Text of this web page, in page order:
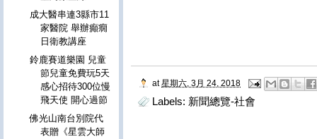
at 星期六, 3月 24, 2018
Labels: 新聞總覽-社會
成大醫串連3縣市11
家醫院 舉辦癲癇
日衛教講座
鈴鹿賽道樂園 兒童
節兒童免費玩5天
感心招待300位慢
飛天使 開心過節
佛光山南台別院代
表贈《星雲大師